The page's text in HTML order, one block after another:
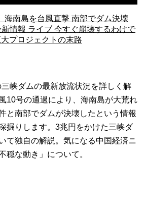
海南島を台風直撃 南部でダム決壊
情報 ライブ 今すぐ崩壊するわけで
プロジェクトの末路
峡ダムの最新放流状況を詳しく解
10号の通過により、海南島が大荒れ
と南部でダムが決壊したという情報
掘りします。3兆円をかけた三峡ダ
て独自の解説。気になる中国経済ニ
穏な動き」について。